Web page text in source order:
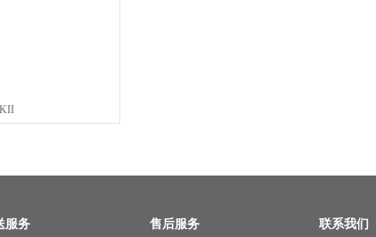
服务 售后服务 联系我们